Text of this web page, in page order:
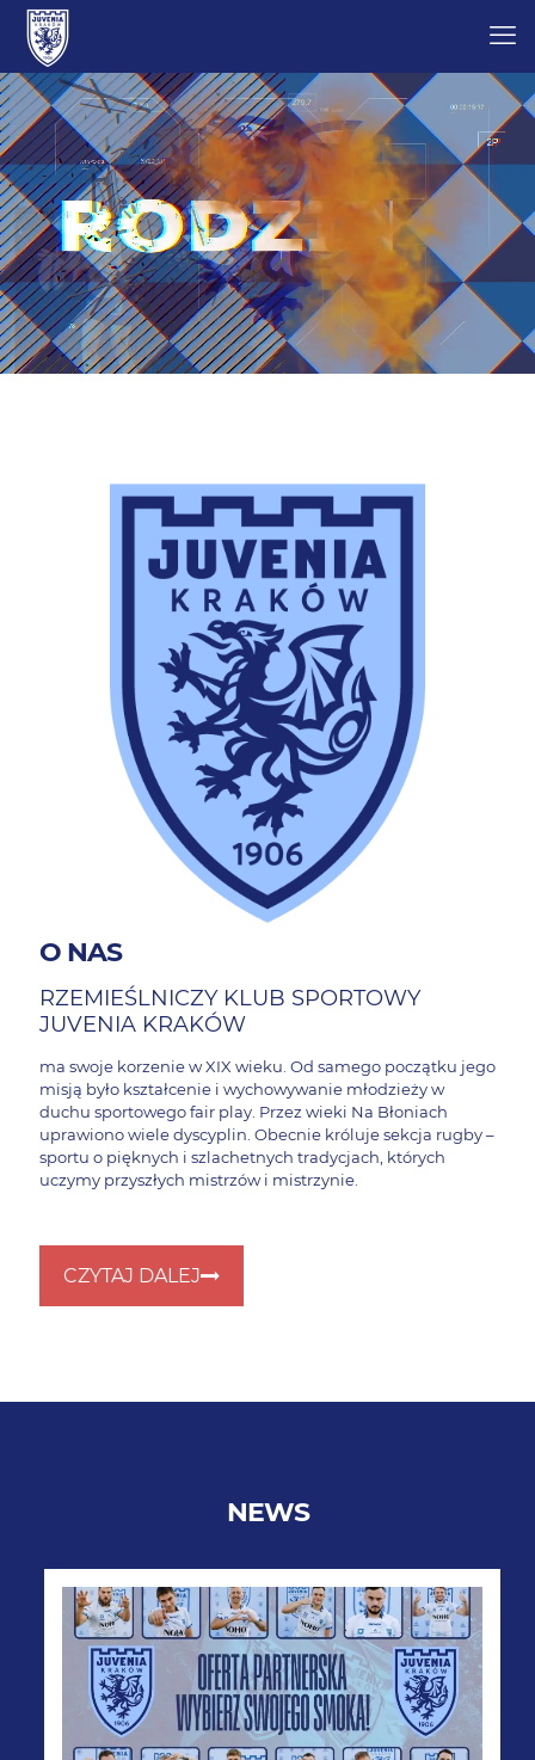
O NAS
RZEMIEŚLNICZY KLUB SPORTOWY
JUVENIA KRAKÓW
ma swoje korzenie w XIX wieku. Od samego początku jego
misją było kształcenie i wychowywanie młodzieży w
duchu sportowego fair play. Przez wieki Na Błoniach
uprawiono wiele dyscyplin. Obecnie króluje sekcja rugby –
sportu o pięknych i szlachetnych tradycjach, których
uczymy przyszłych mistrzów i mistrzynie.
CZYTAJ DALEJ
NEWS